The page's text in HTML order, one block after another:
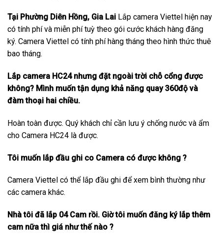
Tại Phường Diên Hồng, Gia Lai Lắp camera Viettel hiện nay
có tính phí và miễn phí tuỳ theo gói cước khách hàng đăng
ký. Camera Viettel có tính phí hàng tháng theo hình thức thuê
bao tháng.
Lắp camera HC24 nhưng đặt ngoài trời chỗ cổng được
không? Mình muốn tận dụng khả năng quay 360độ và
đàm thoại hai chiều.
Hoàn toàn được. Quý khách chỉ cần lưu ý chống nước và ẩm
cho Camera HC24 là được.
Tôi muốn lắp đầu ghi co Camera có được không ?
Camera Viettel có thể lắp đầu ghi để xem bình thường như
các camera khác.
Nhà tôi đã lắp 04 Cam rồi. Giờ tôi muốn đăng ký lắp thêm
cam nữa thì giá như thế nào ?